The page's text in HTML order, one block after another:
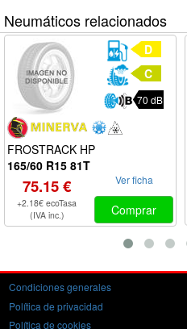
Neumáticos relacionados
D
C
70 dB
FROSTRACK HP
165/60 R15 81T
75.15 €
+2.18€ ecoTasa
(IVA inc.)
Ver ficha
Comprar
Condiciones generales
Política de privacidad
Política de cookies